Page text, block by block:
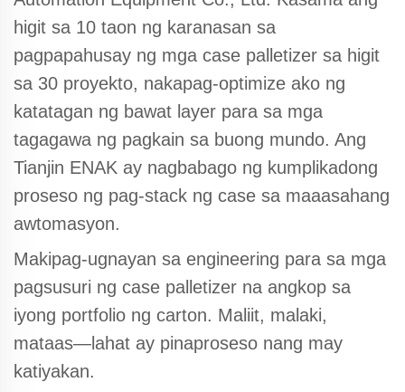
higit sa 10 taon ng karanasan sa
pagpapahusay ng mga case palletizer sa higit
sa 30 proyekto, nakapag-optimize ako ng
katatagan ng bawat layer para sa mga
tagagawa ng pagkain sa buong mundo. Ang
Tianjin ENAK ay nagbabago ng kumplikadong
proseso ng pag-stack ng case sa maaasahang
awtomasyon.
Makipag-ugnayan sa engineering para sa mga
pagsusuri ng case palletizer na angkop sa
iyong portfolio ng carton. Maliit, malaki,
mataas—lahat ay pinaproseso nang may
katiyakan.